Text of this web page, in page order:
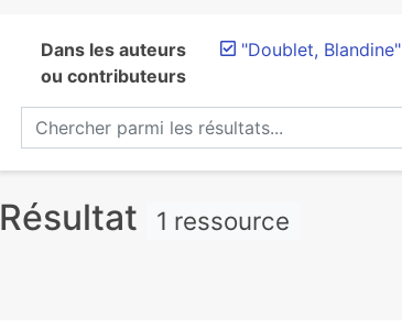
Dans les auteurs
ou contributeurs
"Doublet, Blandine"
Chercher parmi les résultats...
Résultat 1 ressource